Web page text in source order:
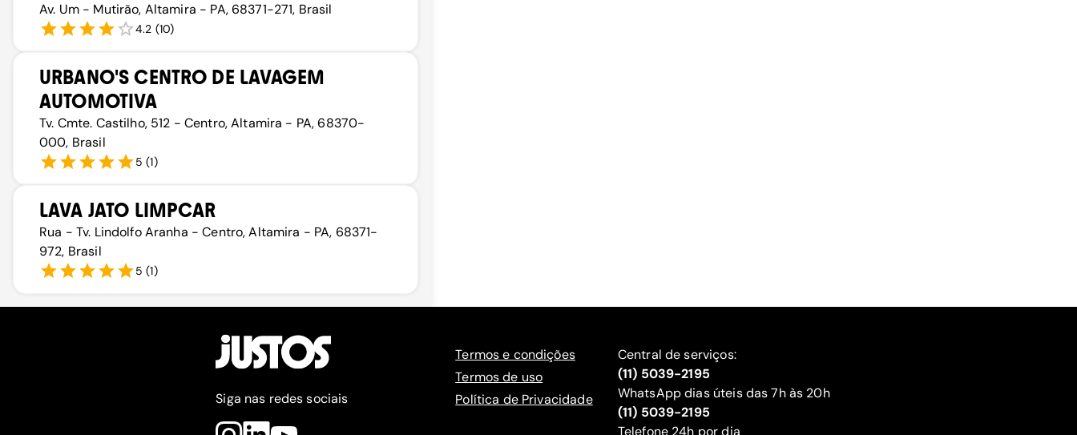
Av. Um - Mutirão, Altamira - PA, 68371-271, Brasil
4.2 (10)
URBANO'S CENTRO DE LAVAGEM
AUTOMOTIVA
Tv. Cmte. Castilho, 512 - Centro, Altamira - PA, 68370-
000, Brasil
5 (1)
LAVA JATO LIMPCAR
Rua - Tv. Lindolfo Aranha - Centro, Altamira - PA, 68371-
972, Brasil
5 (1)
Siga nas redes sociais
Termos e condições
Termos de uso
Política de Privacidade
Central de serviços:
(11) 5039-2195
WhatsApp dias úteis das 7h às 20h
(11) 5039-2195
‍Telefone 24h por dia